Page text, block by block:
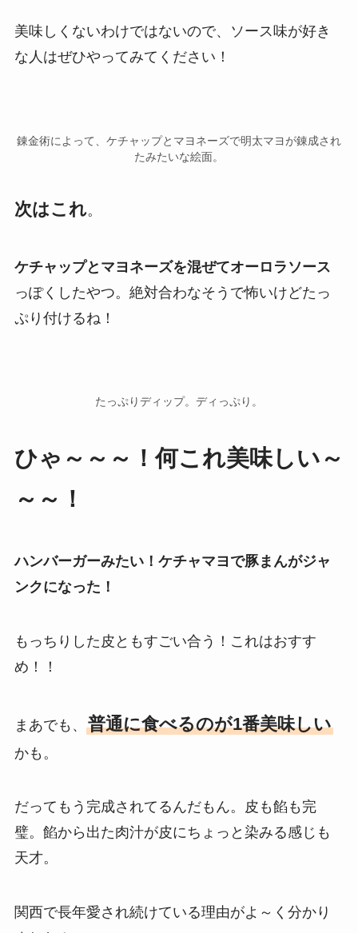
美味しくないわけではないので、ソース味が好き
な人はぜひやってみてください！
錬金術によって、ケチャップとマヨネーズで明太マヨが錬成され
たみたいな絵面。
次はこれ。
ケチャップとマヨネーズを混ぜてオーロラソース
っぽくしたやつ。絶対合わなそうで怖いけどたっ
ぷり付けるね！
たっぷりディップ。ディっぷり。
ひゃ～～～！何これ美味しい～
～～！
ハンバーガーみたい！ケチャマヨで豚まんがジャ
ンクになった！
もっちりした皮ともすごい合う！これはおすす
め！！
まあでも、 普通に食べるのが1番美味しい
かも。
だってもう完成されてるんだもん。皮も餡も完
璧。餡から出た肉汁が皮にちょっと染みる感じも
天才。
関西で長年愛され続けている理由がよ～く分かり